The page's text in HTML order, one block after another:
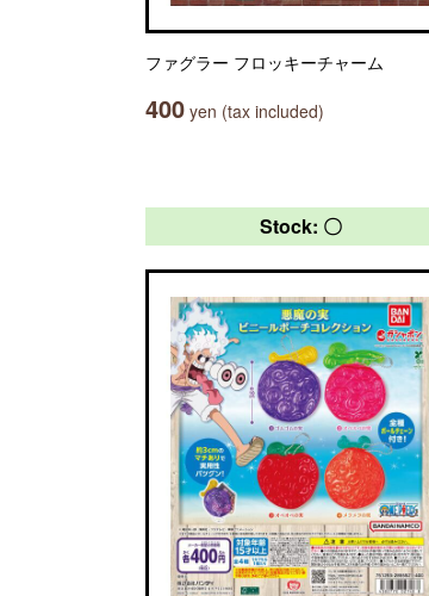
ファグラー フロッキーチャーム
400 yen (tax included)
Stock: 〇